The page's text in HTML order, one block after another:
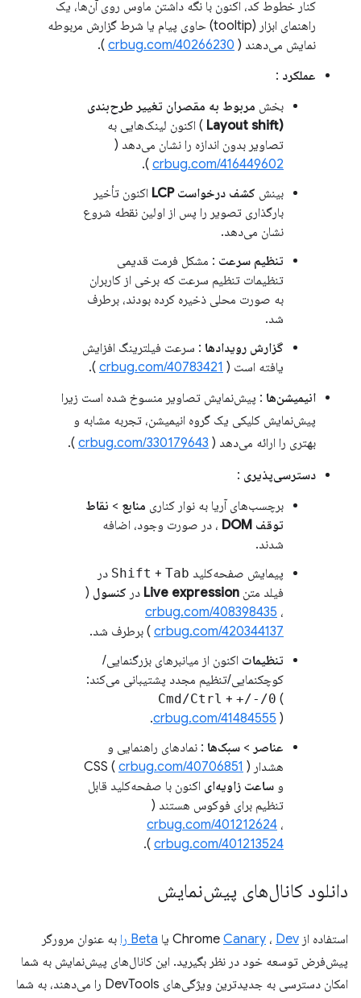
کنار خطوط کد، اکنون با نگه داشتن ماوس روی آن‌ها، یک
راهنمای ابزار (tooltip) حاوی پیام یا شرط گزارش مربوطه
نمایش می‌دهند ( crbug.com/40266230
).
عملکرد :
بخش مربوط به مقصران تغییر طرح‌بندی
(Layout shift
) اکنون لینک‌هایی به
تصاویر بدون اندازه را نشان می‌دهد (
crbug.com/416449602
).
بینش کشف درخواست LCP
اکنون تأخیر
بارگذاری تصویر را پس از اولین نقطه شروع
نشان می‌دهد.
تنظیم سرعت : مشکل فرمت قدیمی
تنظیمات تنظیم سرعت که برخی از کاربران
به صورت محلی ذخیره کرده بودند، برطرف
شد.
گزارش رویدادها : سرعت فیلترینگ افزایش
یافته است ( crbug.com/40783421
).
انیمیشن‌ها : پیش‌نمایش تصاویر منسوخ شده است زیرا
پیش‌نمایش کلیکی یک گروه انیمیشن، تجربه مشابه و
بهتری را ارائه می‌دهد ( crbug.com/330179643
).
دسترسی‌پذیری :
برچسب‌های آریا به نوار کناری منابع > نقاط
توقف DOM
، در صورت وجود، اضافه
شدند.
پیمایش صفحه‌کلید
Shift + Tab
در
فیلد متن Live expression در کنسول (
crbug.com/408398435 ،
crbug.com/420344137 ) برطرف شد.
تنظیمات اکنون از میانبرهای بزرگنمایی/
کوچکنمایی/تنظیم مجدد پشتیبانی می‌کند:
Cmd/Ctrl + +/-/0 (
crbug.com/41484555 ).
عناصر > سبک‌ها : نمادهای راهنمایی و
هشدار CSS (
crbug.com/40706851 )
و ساعت زاویه‌ای اکنون با صفحه‌کلید قابل
تنظیم برای فوکوس هستند (
crbug.com/401212624 ،
crbug.com/401213524
).
دانلود کانال‌های پیش‌نمایش
استفاده از Chrome Canary ، Dev یا Beta را
به عنوان مرورگر
پیش‌فرض توسعه خود در نظر بگیرید. این کانال‌های پیش‌نمایش به شما
امکان دسترسی به جدیدترین ویژگی‌های DevTools را می‌دهند، به شما